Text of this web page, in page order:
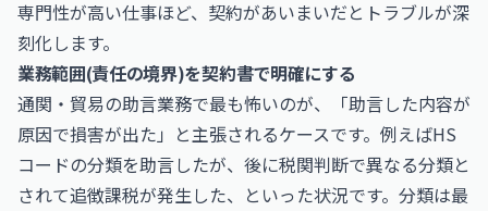
専門性が高い仕事ほど、契約があいまいだとトラブルが深
刻化します。
業務範囲(責任の境界)を契約書で明確にする
通関・貿易の助言業務で最も怖いのが、「助言した内容が
原因で損害が出た」と主張されるケースです。例えばHS
コードの分類を助言したが、後に税関判断で異なる分類と
されて追徴課税が発生した、といった状況です。分類は最